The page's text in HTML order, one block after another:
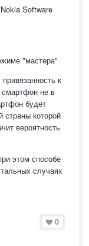
Software
"мастера"
к
смартфон не в
будет
страны которой
вероятность
этом способе
случаях
0